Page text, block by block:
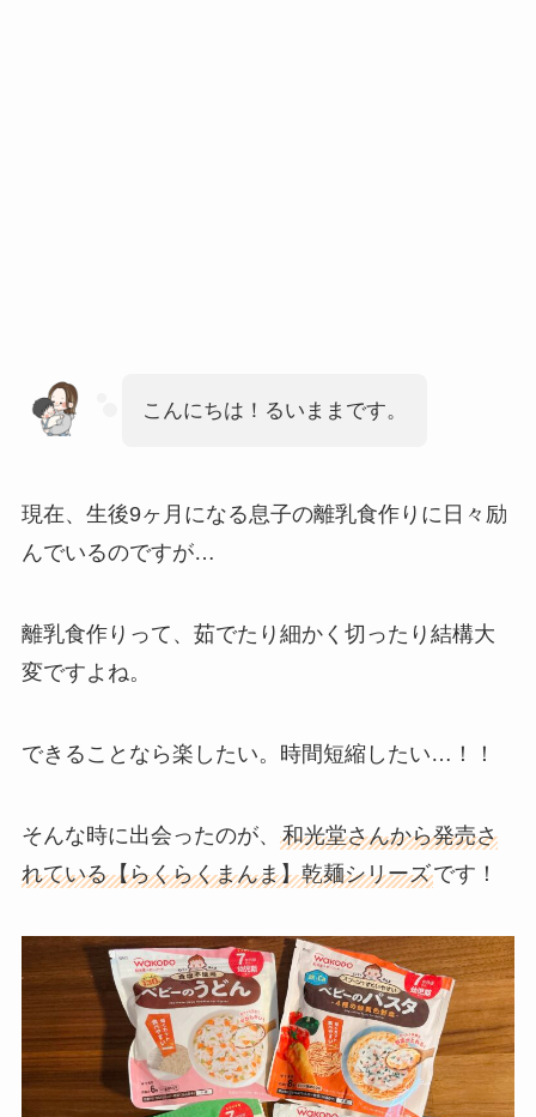
こんにちは！るいままです。
現在、生後9ヶ月になる息子の離乳食作りに日々励
んでいるのですが…
離乳食作りって、茹でたり細かく切ったり結構大
変ですよね。
できることなら楽したい。時間短縮したい…！！
そんな時に出会ったのが、 和光堂さんから発売さ
れている【らくらくまんま】乾麺シリーズです！